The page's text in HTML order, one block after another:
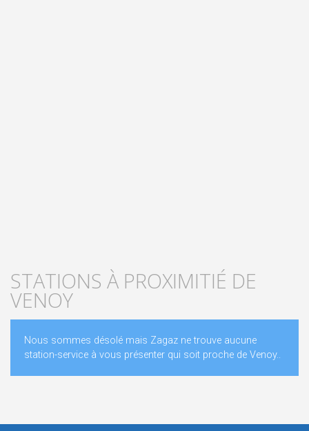
STATIONS À PROXIMITIÉ DE
VENOY
Nous sommes désolé mais Zagaz ne trouve aucune
station-service à vous présenter qui soit proche de Venoy..